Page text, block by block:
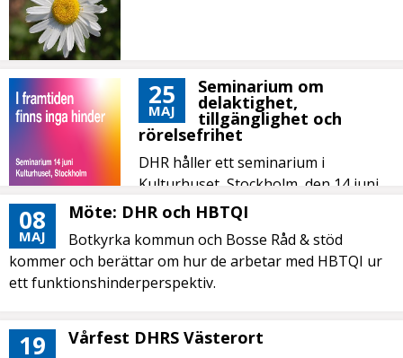
25
MAJ
Seminarium om
delaktighet,
tillgänglighet och
rörelsefrihet
DHR håller ett seminarium i
Kulturhuset, Stockholm, den 14 juni.
08
MAJ
Möte: DHR och HBTQI
Botkyrka kommun och Bosse Råd & stöd
kommer och berättar om hur de arbetar med HBTQI ur
ett funktionshinderperspektiv.
19 Vårfest DHRS Västerort